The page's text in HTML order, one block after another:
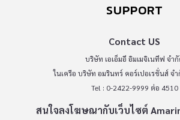
SUPPORT
Contact US
บริษัท เอเอ็มอี อิมเมจิเนทีฟ จำ
ในเครือ บริษัท อมรินทร์ คอร์เปอเรชั่นส์ จ
Tel : 0-2422-9999 ต่อ 4510
สนใจลงโฆษณากับเว็บไซต์